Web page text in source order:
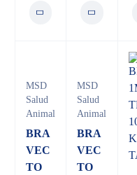
MSD
Salud
Animal
BRA
VEC
TO
MSD
Salud
Animal
BRA
VEC
TO